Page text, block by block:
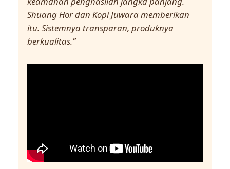
Shuang Hor dan Kopi Juwara memberikan
itu. Sistemnya transparan, produknya
berkualitas.”